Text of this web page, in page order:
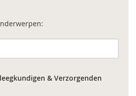
& Verzorgenden